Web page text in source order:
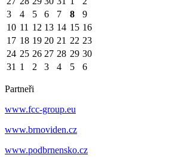
3
4 5 6 7 8
9
10 11 12 13 14 15 16
17 18 19 20 21 22 23
24 25 26 27 28 29 30
31 1 2 3 4 5 6
Partneři
www.fcc-group.eu
www.brnoviden.cz
www.podbrnensko.cz